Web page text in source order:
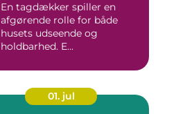
En tagdækker spiller en
afgørende rolle for både
husets udseende og
holdbarhed. E...
01. jul